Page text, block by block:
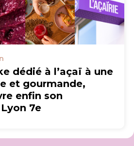
dédié à l’açaï à une
et gourmande,
enfin son
7e